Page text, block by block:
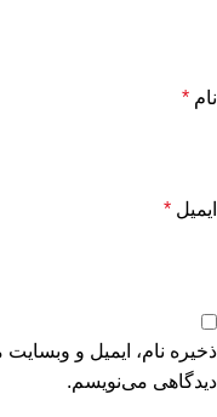
نام *
ایمیل *
ذخیره نام، ایمیل و
دیدگاهی می‌نویسم.